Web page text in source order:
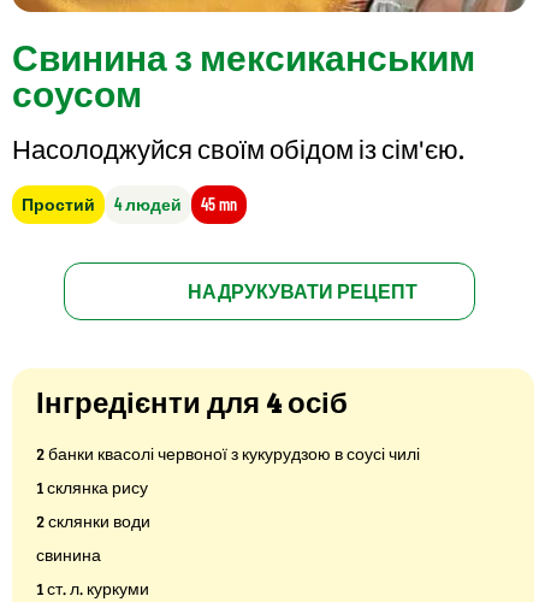
Свинина з мексиканським
соусом
Насолоджуйся своїм обідом із сім'єю.
Простий 4 людей 45 mn
НАДРУКУВАТИ РЕЦЕПТ
Інгредієнти для 4 осіб
2 банки квасолі червоної з кукурудзою в соусі чилі
1 склянка рису
2 склянки води
свинина
1 ст. л. куркуми